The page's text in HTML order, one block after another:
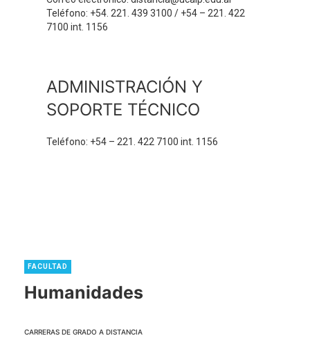
Teléfono: +54. 221. 439 3100 / +54 – 221. 422
7100 int. 1156
ADMINISTRACIÓN Y
SOPORTE TÉCNICO
Teléfono: +54 – 221. 422 7100 int. 1156
FACULTAD
Humanidades
CARRERAS DE GRADO A DISTANCIA